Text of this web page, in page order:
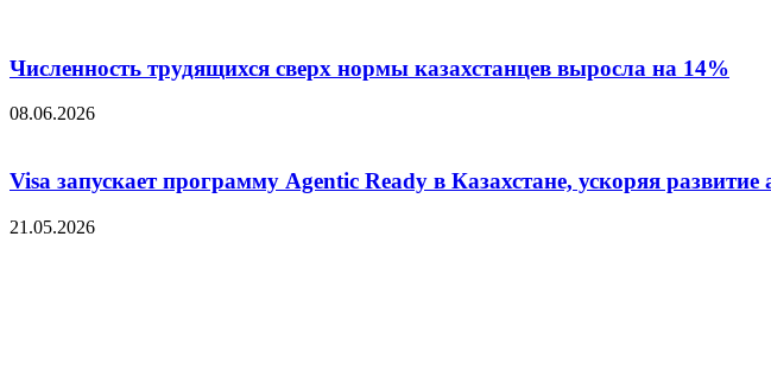
Численность трудящихся сверх нормы казахстанцев выросла на 14%
08.06.2026
Visa запускает программу Agentic Ready в Казахстане, ускоряя
21.05.2026